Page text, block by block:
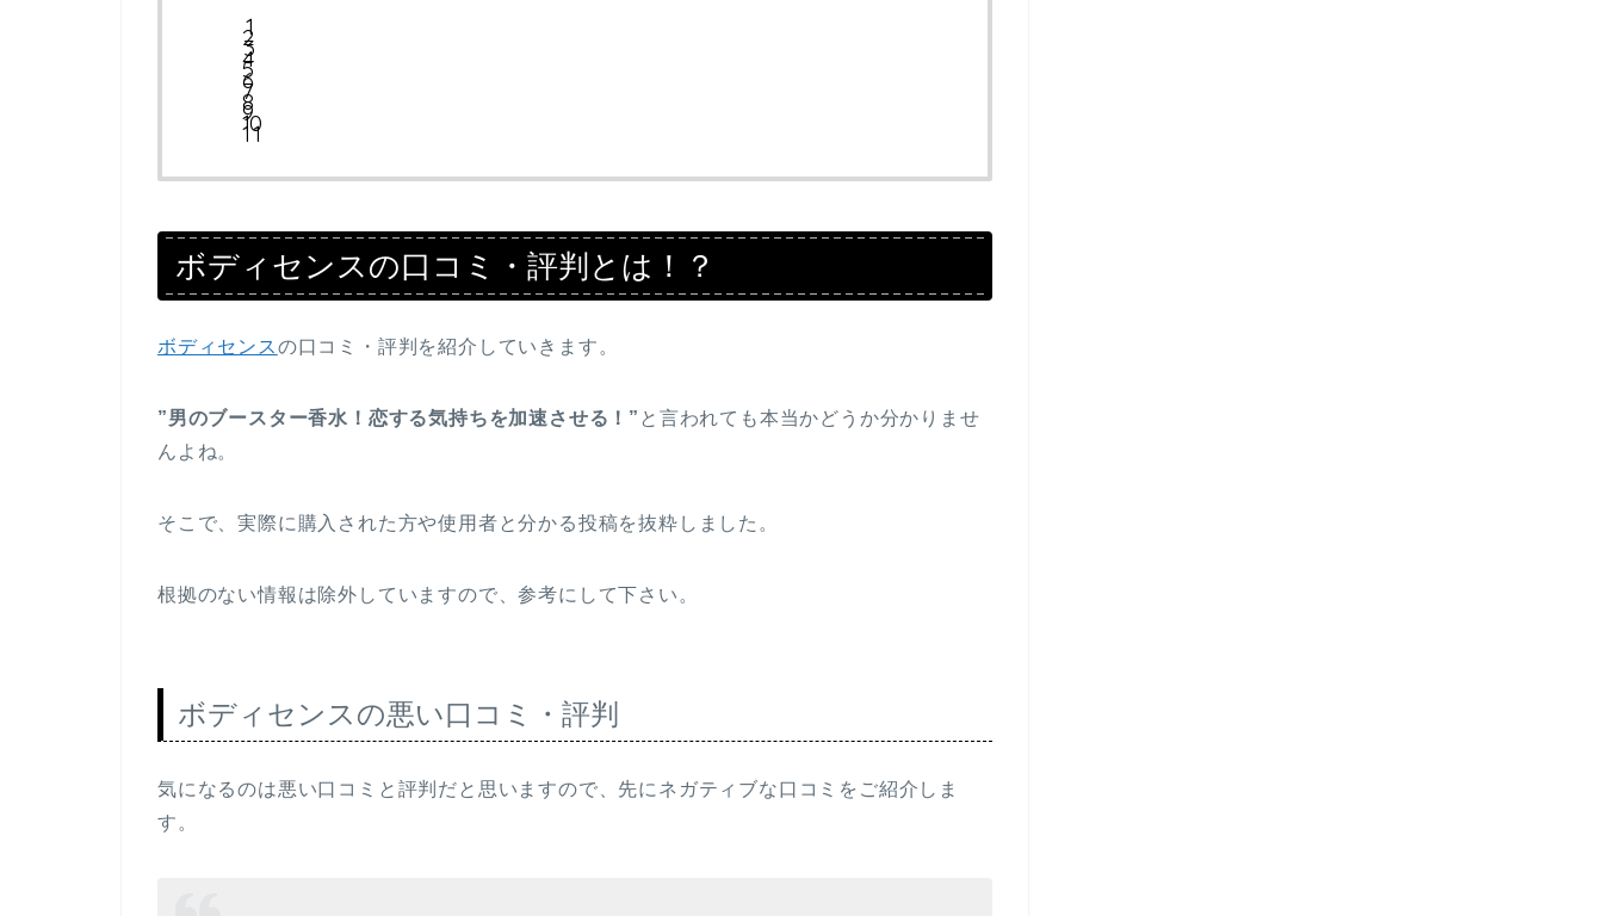
ボディセンスの口コミ・評判とは！？
ボディセンスの口コミ・評判を紹介していきます。
”男のブースター香水！恋する気持ちを加速させる！” と言われても本当かどうか分かりませ
んよね。
そこで、実際に購入された方や使用者と分かる投稿を抜粋しました。
根拠のない情報は除外していますので、参考にして下さい。
ボディセンスの悪い口コミ・評判
気になるのは悪い口コミと評判だと思いますので、先にネガティブな口コミをご紹介しま
す。